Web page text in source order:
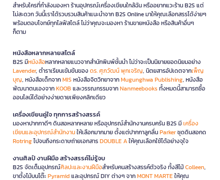
สำหรับใครที่กำลังมองหา ร้านอุปกรณ์เครื่องเขียนใกล้ฉัน หรืออยากแวะร้าน B2S แต่
ไม่สะดวก วันนี้เราได้รวบรวมสินค้าแนะนำจาก B2S Online มาให้คุณเลือกสรรได้ง่ายๆ
พร้อมตอบโจทย์ทุกไลฟ์สไตล์ ไม่ว่าคุณจะมองหา ร้านขายหนังสือ หรือสินค้าอื่นๆ
ก็ตาม
หนังสือหลากหลายสไตล์
B2S มีหนังสือหลากหลายแนวจากสำนักพิมพ์ชั้นนำ ไม่ว่าจะเป็นนิยายยอดนิยมอย่าง
Lavender, ตำราเรียนเข้มข้นของดร. ศุภวัฒน์ พุกเจริญ, นิตยสารอัปเดตจากเพ็ญ
บุญ, หนังสือเด็กจากMIS หนังสือจิตวิทยาจากMugunghwa Publishing, หนังสือ
พัฒนาตนเองจากKOOB และวรรณกรรมจากNanmeebooks ทั้งหมดนี้สามารถซื้อ
ออนไลน์ได้อย่างง่ายดายเพียงคลิกเดียว
เครื่องเขียนคู่ใจ ทุกการสร้างสรรค์
มองหาปากกาดีๆ ดินสอหลากหลาย หรืออุปกรณ์สำนักงานครบครัน B2S มีเครื่อง
เขียนและอุปกรณ์สำนักงานให้เลือกมากมาย ตั้งแต่ปากกาลูกลื่นParkerชุดดินสอกด
Rotringไปจนถึงกระดาษถ่ายเอกสารDOUBLE Aให้คุณเลือกใช้ได้อย่างจุใจ
งานศิลป์ งานฝีมือ สร้างสรรค์ไม่รู้จบ
B2S จัดเต็มอุปกรณ์ศิลปะและงานฝีมือสำหรับคนสร้างสรรค์ตัวจริง ทั้งสีไม้Colleen,
ขาตั้งไม้บนโต๊ะPyramidและอุปกรณ์ DIY ต่างๆ จากMONT MARTEให้คุณ